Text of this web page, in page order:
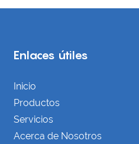
Enlaces útiles
Inicio
Productos
Servicios
Acerca de Nosotros